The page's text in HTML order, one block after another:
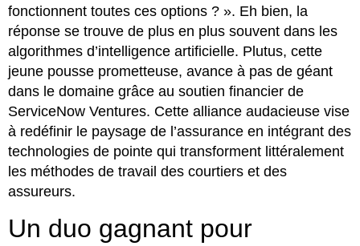
fonctionnent toutes ces options ? ». Eh bien, la
réponse se trouve de plus en plus souvent dans les
algorithmes d’intelligence artificielle. Plutus, cette
jeune pousse prometteuse, avance à pas de géant
dans le domaine grâce au soutien financier de
ServiceNow Ventures. Cette alliance audacieuse vise
à redéfinir le paysage de l’assurance en intégrant des
technologies de pointe qui transforment littéralement
les méthodes de travail des courtiers et des
assureurs.
Un duo gagnant pour